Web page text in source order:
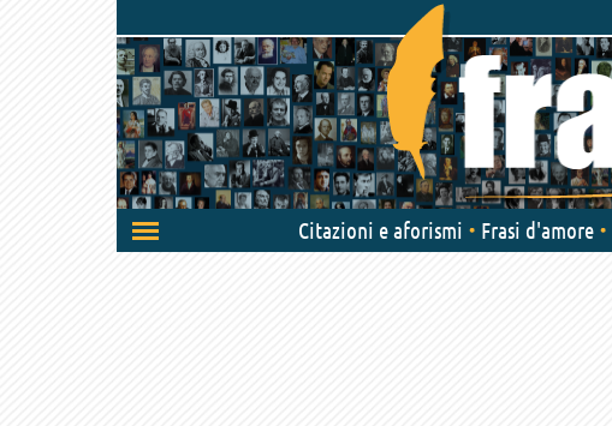
Attiva/disattiva
navigazione
Citazioni e aforismi Frasi d'amore